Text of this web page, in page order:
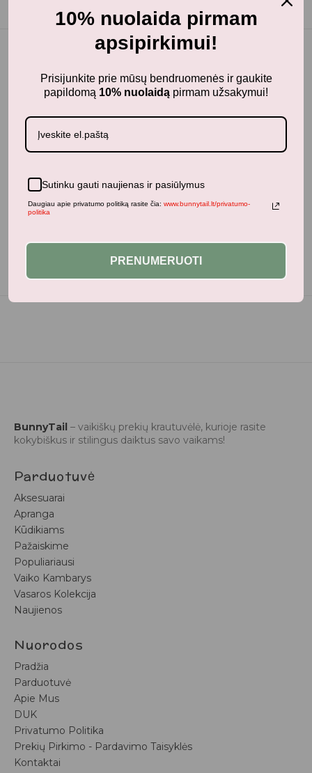
Panašūs produktai
Neseniai žiūrėti produktai
BunnyTail – vaikiškų prekių krautuvėlė, kurioje rasite
kokybiškus ir stilingus daiktus savo vaikams!
Parduotuvė
Aksesuarai
Apranga
Kūdikiams
Pažaiskime
Populiariausi
Vaiko Kambarys
Vasaros Kolekcija
Naujienos
Nuorodos
Pradžia
Parduotuvė
Apie Mus
DUK
Privatumo Politika
Prekių Pirkimo - Pardavimo Taisyklės
Kontaktai
10% nuolaida pirmam
apsipirkimui!
Prisijunkite prie mūsų bendruomenės ir gaukite
papildomą 10% nuolaidą pirmam užsakymui!
Sutinku gauti naujienas ir pasiūlymus
Daugiau apie privatumo politiką rasite čia: www.bunnytail.lt/privatumo-
politika
PRENUMERUOTI